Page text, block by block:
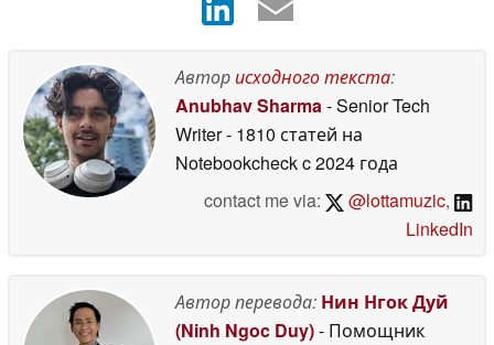
Авторисходного текста:
Anubhav Sharma- Senior Tech
Writer- 1810 статей на
Notebookcheckc 2024 года
contact me via:
@lottamuzic,
LinkedIn
Автор перевода: Нин Нгок Дуй
(Ninh Ngoc Duy)- Помощник